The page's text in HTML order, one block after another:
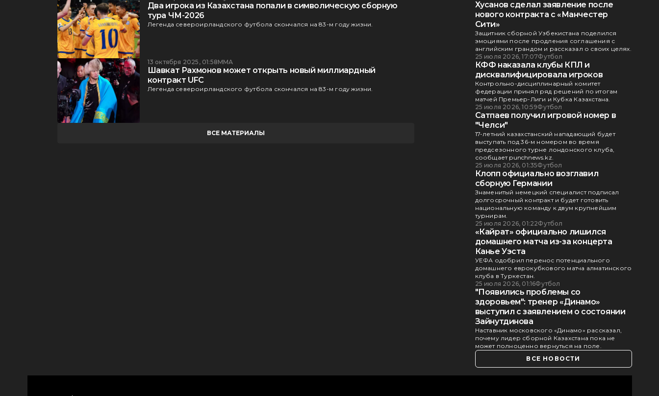
Два игрока из Казахстана попали в символическую сборную
тура ЧМ-2026
Легенда североирландского футбола скончался на 83-м году жизни.
13 октября 2025, 01:58ММА
Шавкат Рахмонов может открыть новый миллиардный
контракт UFC
Легенда североирландского футбола скончался на 83-м году жизни.
ВСЕ МАТЕРИАЛЫ
Хусанов сделал заявление после
нового контракта с «Манчестер
Сити»
Защитник сборной Узбекистана поделился
эмоциями после продления соглашения с
английским грандом и рассказал о своих целях.
25 июля 2026, 17:07Футбол
КФФ наказала клубы КПЛ и
дисквалифицировала игроков
Контрольно-дисциплинарный комитет
федерации принял ряд решений по итогам
матчей Премьер-Лиги и Кубка Казахстана.
25 июля 2026, 10:59Футбол
Сатпаев получил игровой номер в
"Челси"
17-летний казахстанский нападающий будет
выступать под 36-м номером во время
предсезонного турне лондонского клуба,
сообщает punchnews.kz.
25 июля 2026, 01:35Футбол
Клопп официально возглавил
сборную Германии
Знаменитый немецкий специалист подписал
долгосрочный контракт и будет готовить
национальную команду к двум крупнейшим
турнирам.
25 июля 2026, 01:22Футбол
«Кайрат» официально лишился
домашнего матча из-за концерта
Канье Уэста
УЕФА одобрил перенос потенциального
домашнего еврокубкового матча алматинского
клуба в Туркестан.
25 июля 2026, 01:16Футбол
"Появились проблемы со
здоровьем": тренер «Динамо»
выступил с заявлением о состоянии
Зайнутдинова
Наставник московского «Динамо» рассказал,
почему лидер сборной Казахстана пока не
может полноценно вернуться на поле.
ВСЕ НОВОСТИ